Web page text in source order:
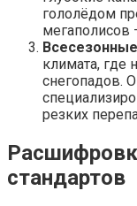
гололёдом
климата, где
снегопадов.
резких
стандартов